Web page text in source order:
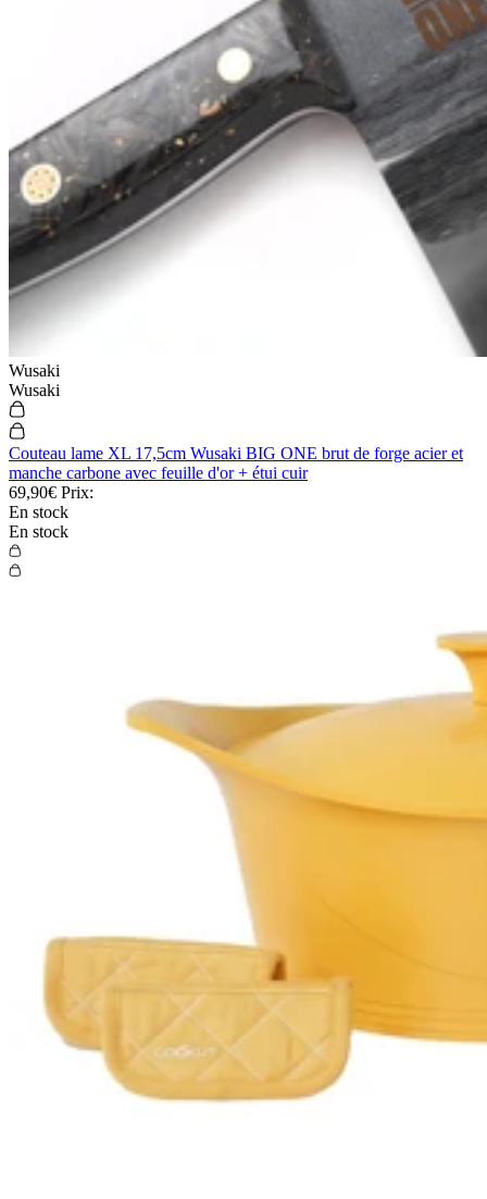
Wusaki
Wusaki
Couteau lame XL 17,5cm Wusaki BIG ONE brut de forge acier et
manche carbone avec feuille d'or + étui cuir
69,90€ Prix:
En stock
En stock